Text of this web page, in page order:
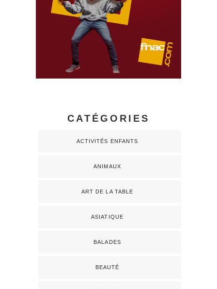
CATÉGORIES
ACTIVITÉS ENFANTS
ANIMAUX
ART DE LA TABLE
ASIATIQUE
BALADES
BEAUTÉ